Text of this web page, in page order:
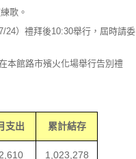
歌。
24）禮拜後10:30舉行，屆時請委
本館路市殯火化場舉行告別禮
支出 累計結存
610 1 023 278